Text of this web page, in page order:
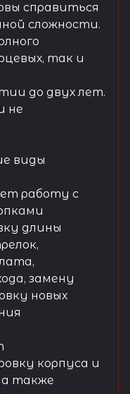
справиться
сложности.
так и
до двух лет.
не
виды
работу с
длины
замену
новых
корпуса и
а также